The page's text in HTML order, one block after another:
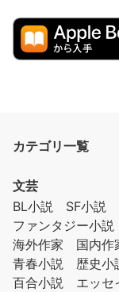
カテゴリ一覧
文芸
BL小説
SF小説
ファンタジー小説
海外作家
国内作
青春小説
歴史小
百合小説
エッセ